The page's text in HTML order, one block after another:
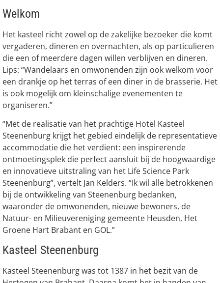
Welkom
Het kasteel richt zowel op de zakelijke bezoeker die komt
vergaderen, dineren en overnachten, als op particulieren
die een of meerdere dagen willen verblijven en dineren.
Lips: “Wandelaars en omwonenden zijn ook welkom voor
een drankje op het terras of een diner in de brasserie. Het
is ook mogelijk om kleinschalige evenementen te
organiseren.”
“Met de realisatie van het prachtige Hotel Kasteel
Steenenburg krijgt het gebied eindelijk de representatieve
accommodatie die het verdient: een inspirerende
ontmoetingsplek die perfect aansluit bij de hoogwaardige
en innovatieve uitstraling van het Life Science Park
Steenenburg”, vertelt Jan Kelders. “Ik wil alle betrokkenen
bij de ontwikkeling van Steenenburg bedanken,
waaronder de omwonenden, nieuwe bewoners, de
Natuur- en Milieuvereniging gemeente Heusden, Het
Groene Hart Brabant en GOL.”
Kasteel Steenenburg
Kasteel Steenenburg was tot 1387 in het bezit van de